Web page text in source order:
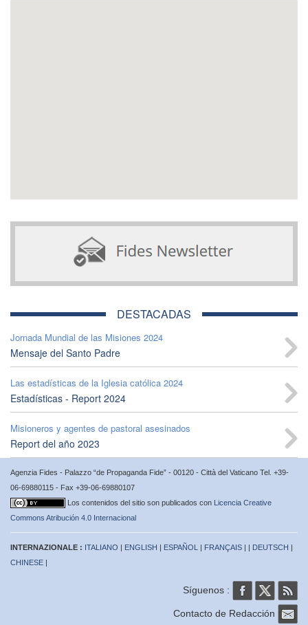
DESTACADAS
Jornada Mundial de las Misiones 2024
Mensaje del Santo Padre
Las estadísticas de la Iglesia católica 2024
Estadísticas - Report 2024
Misioneros y agentes de pastoral asesinados
Report del año 2023
Agenzia Fides - Palazzo “de Propaganda Fide” - 00120 - Città del Vaticano Tel. +39-
06-69880115 - Fax +39-06-69880107
Los contenidos del sitio son publicados con Licencia Creative
Commons Atribución 4.0 Internacional
INTERNAZIONALE : ITALIANO | ENGLISH | ESPAÑOL | FRANÇAIS | | DEUTSCH |
CHINESE |
Síguenos :
Contacto de Redacción